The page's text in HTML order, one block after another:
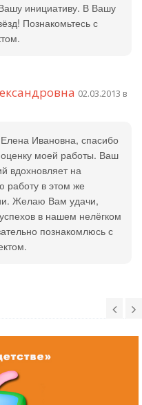
инициативу. В Вашу
Познакомьтесь с
02.03.2013 в
Ивановна, спасибо
моей работы. Ваш
вдохновляет на
работу в этом же
Желаю Вам удачи,
в нашем нелёгком
познакомлюсь с